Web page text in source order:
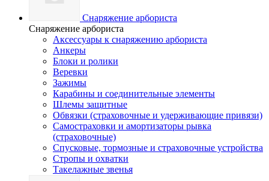
Снаряжение арбориста
Снаряжение арбориста
Аксессуары к снаряжению арбориста
Анкеры
Блоки и ролики
Веревки
Зажимы
Карабины и соединительные элементы
Шлемы защитные
Обвязки (страховочные и удерживающие привязи)
Самостраховки и амортизаторы рывка
(страховочные)
Спусковые, тормозные и страховочные устройства
Стропы и охватки
Такелажные звенья